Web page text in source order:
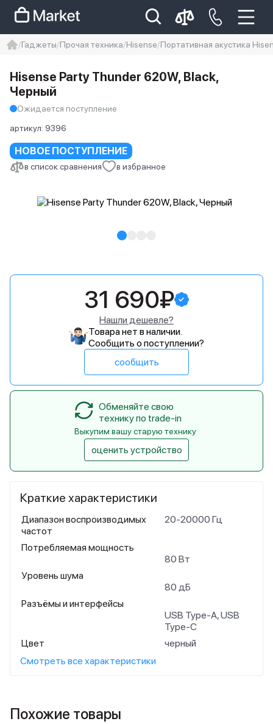
Iphone 14 pro max
айфон 14
Гаджеты Прочая техника Hisense Портативная акустика
НОВОЕ ПОСТУПЛЕНИЕ
в список сравнения в избранное
Hisense Party Thunder 620W, Black,
Черный
Ожидается поступление
артикул: 9396
Краткие характеристики
Диапазон воспроизводимых
частот
20-20000 Гц
Потребляемая мощность
80 Вт
Уровень шума
80 дБ
Разъёмы и интерфейсы
USB Type-A, USB
Type-C
Цвет
черный
Смотреть все характеристики
31 690₽
Нашли дешевле?
Товара нет в наличии.
Сообщить о поступлении?
сообщить
Обменяйте свою
технику по trade-in
Выкупим вашу старую технику
оценить устройство
Похожие товары